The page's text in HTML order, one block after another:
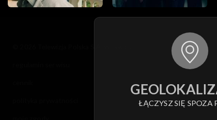
Sezon 24
ŁĄCZYSZ SIĘ SPOZA